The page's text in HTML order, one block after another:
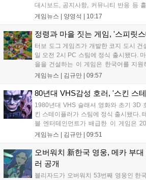
대시보드, 공지사항, 커뮤니티 반응 등
임라인에 연결해 원인을 빠르게 파악하
중심의 운영 방식을 사전 대비 체계로 전
게임뉴스 | 양영석 | 10:17
정령과 마을 짓는 게임, '스피릿
터보 도그 게임즈가 개발한 코지 도시 건
일 오전 2시 PC 스팀에 정식 출시됐다.
을을 건설하는 이 게임은 한국어를 지
할인된 9,630원에 판매된다. 플레이어는
수 있다. 따뜻한 손그림 그래픽이 특징이
게임뉴스 | 김규만 | 09:57
80년대 VHS감성 호러, '스킨 스
1980년대 VHS 슬래셔 영화와 초기 3D
킨 스테이플러가 스팀에 정식 출시됐다.
블 엔터테인먼트가 배급한 이 게임은
15,000원에 판매 중이다. 캐리언 시티를
통해 밀도 높은 공포를 선사한다....
게임뉴스 | 김규만 | 09:51
오버워치 新한국 영웅, 메카 부
러 공개
블리자드가 오버워치 53번째 영웅인 한